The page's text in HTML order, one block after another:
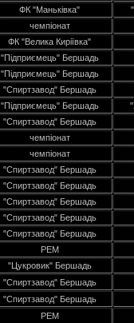
ФК "Маньківка"
чемпіонат
ФК "Велика Киріївка"
"Підприємець" Бершадь
"Підприємець" Бершадь
"Спиртзавод" Бершадь
"Підприємець" Бершадь
"Спиртзавод" Бершадь
чемпіонат
чемпіонат
"Спиртзавод" Бершадь
"Спиртзавод" Бершадь
"Спиртзавод" Бершадь
"Спиртзавод" Бершадь
"Спиртзавод" Бершадь
РЕМ
"Цукровик" Бершадь
"Спиртзавод" Бершадь
"Спиртзавод" Бершадь
РЕМ